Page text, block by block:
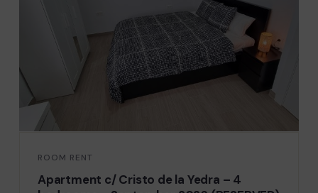
Apartment Pedro Antonio de Alarcón –
FLAT 2 – 4 bedrooms – September 2026